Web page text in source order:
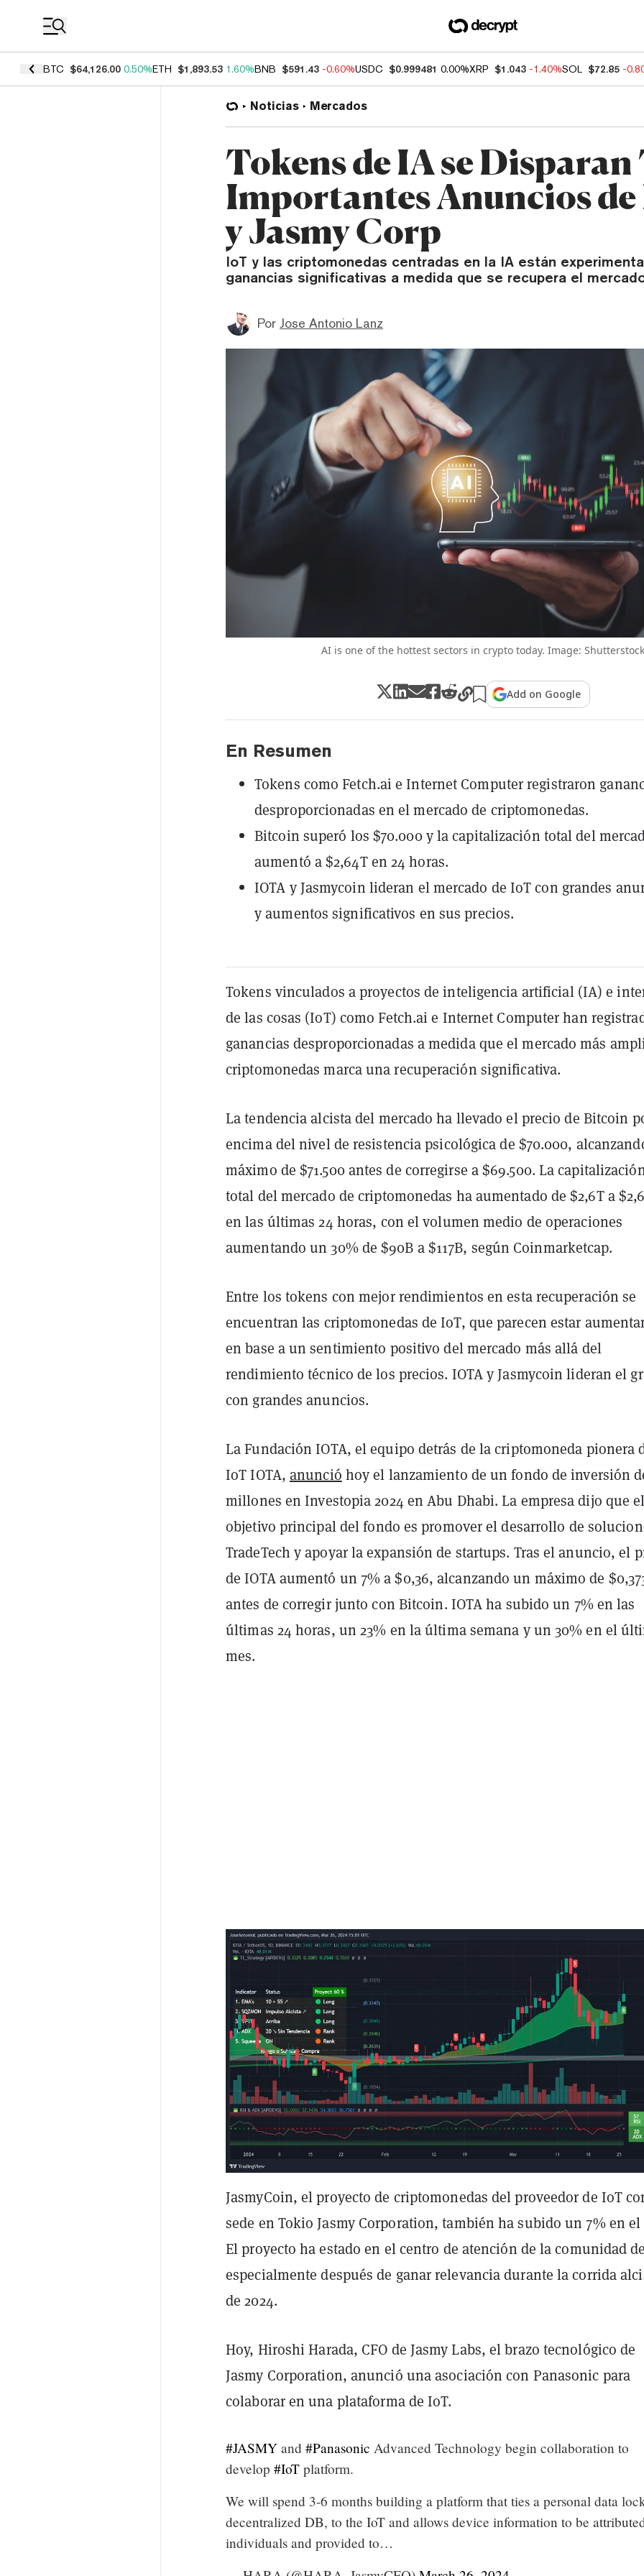
BTC $64,126.00 0.50%ETH $1,893.53 1.60%BNB $591.43 -0.60%USDC $0.999481 0.00%XRP $1.043 -1.40%SOL $72.85 -
Noticias Mercados
Tokens de IA se Disparan
Importantes Anuncios
y Jasmy Corp
IoT y las criptomonedas centradas en la IA están
ganancias significativas a medida que se recupera el
Por Jose Antonio Lanz
AI is one of the hottest sectors in crypto today. Image: Shutterstock
Add on Google
En Resumen
Tokens como Fetch.ai e Internet Computer registraron
desproporcionadas en el mercado de criptomonedas.
Bitcoin superó los $70.000 y la capitalización total del
aumentó a $2,64T en 24 horas.
IOTA y Jasmycoin lideran el mercado de IoT con grandes
y aumentos significativos en sus precios.
Tokens vinculados a proyectos de inteligencia artificial (IA) e
de las cosas (IoT) como Fetch.ai e Internet Computer han
ganancias desproporcionadas a medida que el mercado más
criptomonedas marca una recuperación significativa.
La tendencia alcista del mercado ha llevado el precio de Bitcoin
encima del nivel de resistencia psicológica de $70.000,
máximo de $71.500 antes de corregirse a $69.500. La
total del mercado de criptomonedas ha aumentado de $2,6T a
en las últimas 24 horas, con el volumen medio de operaciones
aumentando un 30% de $90B a $117B, según Coinmarketcap.
Entre los tokens con mejor rendimientos en esta recuperación se
encuentran las criptomonedas de IoT, que parecen estar
en base a un sentimiento positivo del mercado más allá del
rendimiento técnico de los precios. IOTA y Jasmycoin lideran el
con grandes anuncios.
La Fundación IOTA, el equipo detrás de la criptomoneda pionera
IoT IOTA, anunció hoy el lanzamiento de un fondo de inversión
millones en Investopia 2024 en Abu Dhabi. La empresa dijo que
objetivo principal del fondo es promover el desarrollo de
TradeTech y apoyar la expansión de startups. Tras el anuncio, el
de IOTA aumentó un 7% a $0,36, alcanzando un máximo de
antes de corregir junto con Bitcoin. IOTA ha subido un 7% en las
últimas 24 horas, un 23% en la última semana y un 30% en el
mes.
JasmyCoin, el proyecto de criptomonedas del proveedor de IoT
sede en Tokio Jasmy Corporation, también ha subido un 7% en
El proyecto ha estado en el centro de atención de la comunidad
especialmente después de ganar relevancia durante la corrida
de 2024.
Hoy, Hiroshi Harada, CFO de Jasmy Labs, el brazo tecnológico de
Jasmy Corporation, anunció una asociación con Panasonic para
colaborar en una plataforma de IoT.
#JASMY and #Panasonic Advanced Technology begin collaboration to
develop #IoT platform.
We will spend 3-6 months building a platform that ties a personal data
decentralized DB, to the IoT and allows device information to be
individuals and provided to…